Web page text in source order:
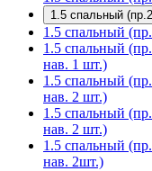
1.5 спальный
1.5 спальный
1.5 спальный
нав. 1 шт.)
1.5 спальный
нав. 2 шт.)
1.5 спальный
нав. 2 шт.)
1.5 спальный
нав. 2шт.)